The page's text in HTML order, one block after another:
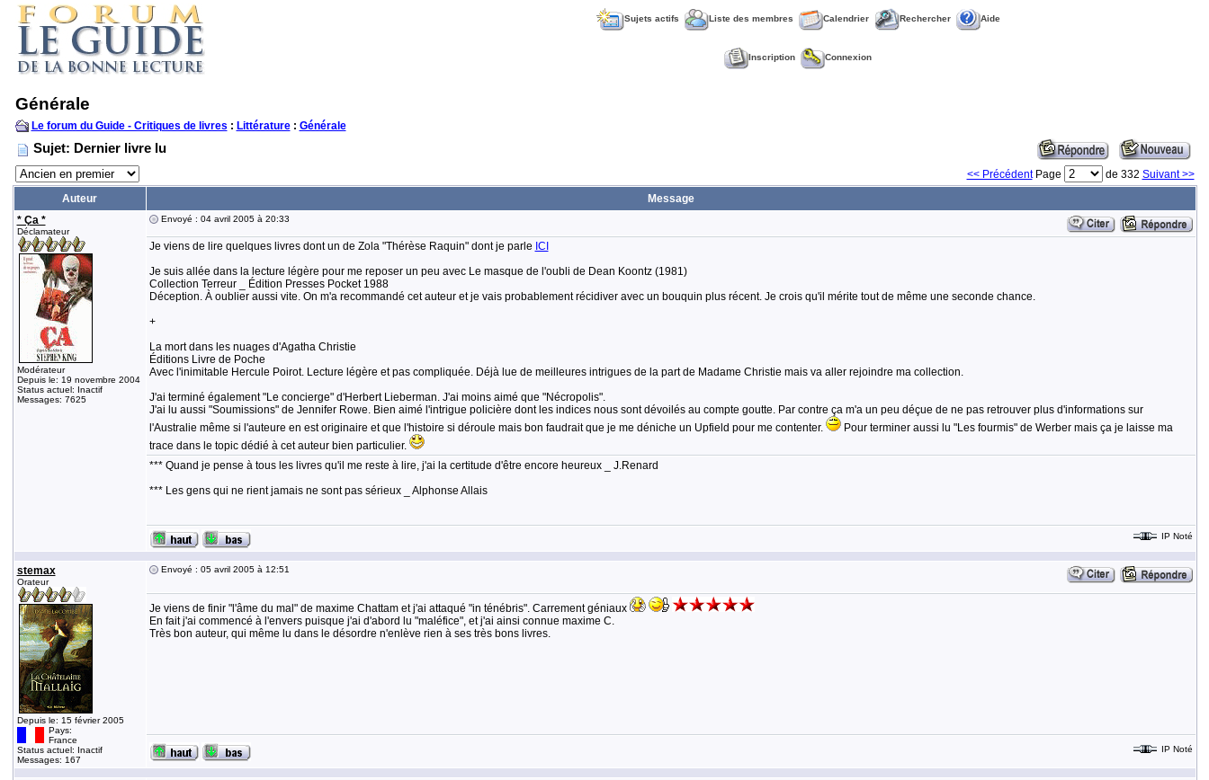
Sujets actifs Liste des membres Calendrier Rechercher Aide
Inscription Connexion
Générale
Le forum du Guide - Critiques de livres : Littérature: Générale
Sujet: Dernier livre lu
<< PrécédentPage de 332 Suivant >>
Auteur
Message
* Ça *
Déclamateur
Modérateur
Depuis le: 19 novembre 2004
Status actuel: Inactif
Messages: 7625
Envoyé : 04 avril 2005 à 20:33
Je viens de lire quelques livres dont un de Zola "Thérèse Raquin" dont je parle ICI
Je suis allée dans la lecture légère pour me reposer un peu avec Le masque de l'oubli de Dean Koontz (1981)
Collection Terreur _ Édition Presses Pocket 1988
Déception. À oublier aussi vite. On m'a recommandé cet auteur et je vais probablement récidiver avec un bouquin plus récent. Je crois qu'il mérite tout de même une seconde chance.
+
La mort dans les nuages d'Agatha Christie
Éditions Livre de Poche
Avec l'inimitable Hercule Poirot. Lecture légère et pas compliquée. Déjà lue de meilleures intrigues de la part de Madame Christie mais va aller rejoindre ma collection.
J'ai terminé également "Le concierge" d'Herbert Lieberman. J'ai moins aimé que "Nécropolis".
J'ai lu aussi "Soumissions" de Jennifer Rowe. Bien aimé l'intrigue policière dont les indices nous sont dévoilés au compte goutte. Par contre ça m'a un peu déçue de ne pas retrouver plus d'informations sur
l'Australie même si l'auteure en est originaire et que l'histoire si déroule mais bon faudrait que je me déniche un Upfield pour me contenter.
Pour terminer aussi lu "Les fourmis" de Werber mais ça je laisse ma
trace dans le topic dédié à cet auteur bien particulier.
*** Quand je pense à tous les livres qu'il me reste à lire, j'ai la certitude d'être encore heureux _ J.Renard
*** Les gens qui ne rient jamais ne sont pas sérieux _ Alphonse Allais
IP Noté
stemax
Orateur
Depuis le: 15 février 2005
Pays:
France
Status actuel: Inactif
Messages: 167
Envoyé : 05 avril 2005 à 12:51
Je viens de finir "l'âme du mal" de maxime Chattam et j'ai attaqué "in ténébris". Carrement géniaux
En fait j'ai commencé à l'envers puisque j'ai d'abord lu "maléfice", et j'ai ainsi connue maxime C.
Très bon auteur, qui même lu dans le désordre n'enlève rien à ses très bons livres.
IP Noté